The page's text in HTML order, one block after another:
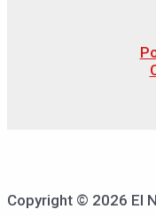
Copyright © 2026 El